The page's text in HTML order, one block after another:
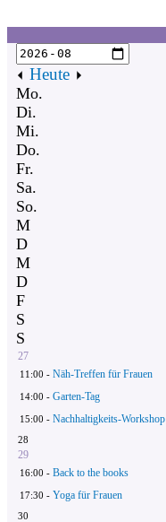
Heute
Mo.
Di.
Mi.
Do.
Fr.
Sa.
So.
M
D
M
D
F
S
S
27
11:00 - Näh-Treffen für Frauen
14:00 - Garten-Tag
15:00 - Nachhaltigkeits-Workshop
28
29
16:00 - Back to the books
17:30 - Yoga für Frauen
30